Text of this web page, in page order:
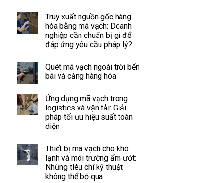
Truy xuất nguồn gốc hàng
hóa bằng mã vạch: Doanh
nghiệp cần chuẩn bị gì để
đáp ứng yêu cầu pháp lý?
Quét mã vạch ngoài trời bến
bãi và cảng hàng hóa
Ứng dụng mã vạch trong
logistics và vận tải: Giải
pháp tối ưu hiệu suất toàn
diện
Thiết bị mã vạch cho kho
lạnh và môi trường ẩm ướt:
Những tiêu chí kỹ thuật
không thể bỏ qua